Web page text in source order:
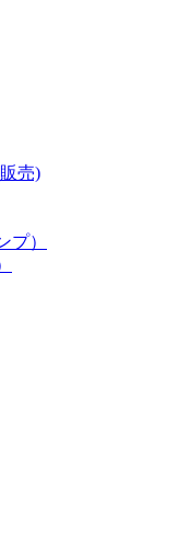
売)
プ）